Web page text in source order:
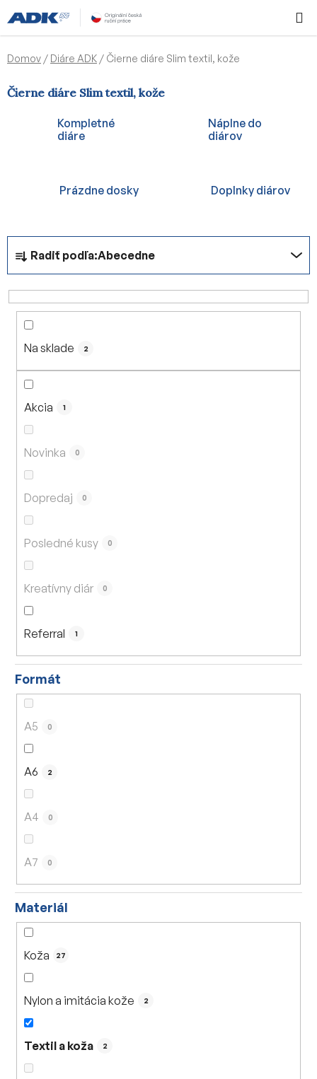
na
obsah
KOŠÍK
Domov / Diáre ADK / Čierne diáre Slim textil, kože
Čierne diáre Slim textil, kože
Kompletné
diáre
Náplne do
diárov
Prázdne dosky Doplnky diárov
R
d
e
n
Radiť podľa:Abecedne
Na sklade 2
Akcia 1
Novinka 0
Dopredaj 0
Posledné kusy 0
Kreatívny diár 0
Referral 1
Formát
A5 0
A6 2
A4 0
A7 0
Materiál
Koža 27
Nylon a imitácia kože 2
Textil a koža 2